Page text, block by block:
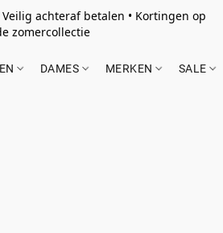
Veilig achteraf betalen • Kortingen op
zomercollectie
DAMES MERKEN SALE